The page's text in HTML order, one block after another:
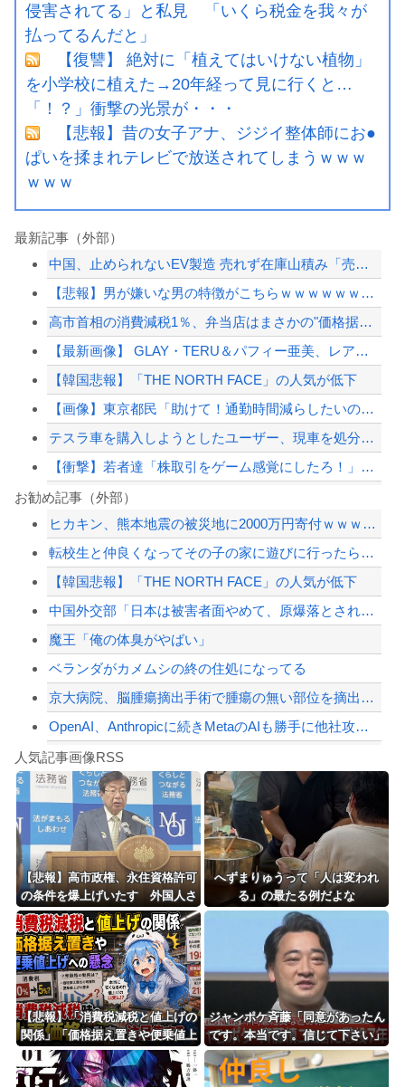
侵害されてる」と私見 「いくら税金を我々が
払ってるんだと」
【復讐】 絶対に「植えてはいけない植物」
を小学校に植えた→20年経って見に行くと…
「！？」衝撃の光景が・・・
【悲報】昔の女子アナ、ジジイ整体師にお●
ぱいを揉まれテレビで放送されてしまうｗｗｗ
ｗｗｗ
最新記事（外部）
中国、止められないEV製造 売れず在庫山積み「売れたこと」にして補助金を騙し取る...
【悲報】男が嫌いな男の特徴がこちらｗｗｗｗｗｗｗｗｗｗ
高市首相の消費減税1％、弁当店はまさかの"価格据え置き"宣言「値下げはしません」
【最新画像】 GLAY・TERU＆パフィー亜美、レアな夫婦ショットを公開してしま...
【韓国悲報】「THE NORTH FACE」の人気が低下
【画像】東京都民「助けて！通勤時間減らしたいのに都心の近くが最低10万払わないと...
テスラ車を購入しようとしたユーザー、現車を処分して代金を支払い、平日の納車日に予...
【衝撃】若者達「株取引をゲーム感覚にしたろ！」→結果
昭和の神漫画「ドラゴンボール、ドラえもん、火の鳥、、、」令和→
【画像】いしかわじゅんの反戦漫画、意味不明すぎる…ネット「量産型左翼の最底辺みた...
【配信者】「金バエ」のSNS更新が1週間途絶え、様々な憶測が飛び交う。1週間ぶり...
Powered by livedoor 相互RSS
お勧め記事（外部）
ヒカキン、熊本地震の被災地に2000万円寄付ｗｗｗｗｗｗｗｗｗ
転校生と仲良くなってその子の家に遊びに行ったら私が小さい頃に撮った写真があった
【韓国悲報】「THE NORTH FACE」の人気が低下
中国外交部「日本は被害者面やめて、原爆落とされた状況を反省すべき」
魔王「俺の体臭がやばい」
ベランダがカメムシの終の住処になってる
京大病院、脳腫瘍摘出手術で腫瘍の無い部位を摘出してしまう 手術ミスで50代女性患...
OpenAI、Anthropicに続きMetaのAIも勝手に他社攻撃 嘘ξけど何...
【動画】自動ドアの仕組みを理解した富山のツバメが賢い。
8/4のニュース
更新中止のお知らせ
Powered by livedoor 相互RSS
人気記事画像RSS
【悲報】高市政権、永住資格許可
の条件を爆上げいたす 外国人さ
ん「もう日本ええわ・・」
へずまりゅうって「人は変われ
る」の最たる例だよな
【悲報】「消費税減税と値上げの
関係」「価格据え置きや便乗値上
げへの懸念」 – 消費税減税時の
小売価格の動向に注目集まる
ジャンポケ斉藤「同意があったん
です。本当です。信じて下さい」
←何でこの主張が通らないの？